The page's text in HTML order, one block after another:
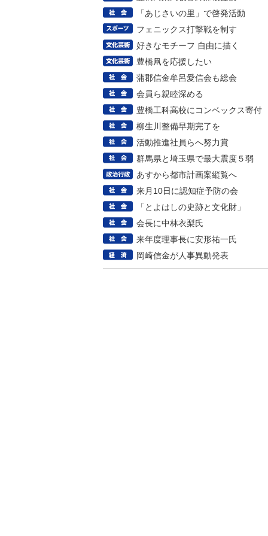
「あじさいの里」で啓発活動
フェニックス打撃戦を制す
好きなモチーフ 自由に描く
豊橋凧を応援したい
蒲郡信金牟呂愛信会も総会
会員ら親睦深める
豊橋工科高校にコンベックス寄付
柳生川整備早期完了を
活動推進社員らへ努力賞
群馬県と埼玉県で最大震度５弱
あすから都市計画案縦覧へ
来月10日に認知症予防の会
「とよはしの史跡と文化財」
会長に中林衣梨氏
来年度理事長に安形祐一氏
岡崎信金が人事異動発表